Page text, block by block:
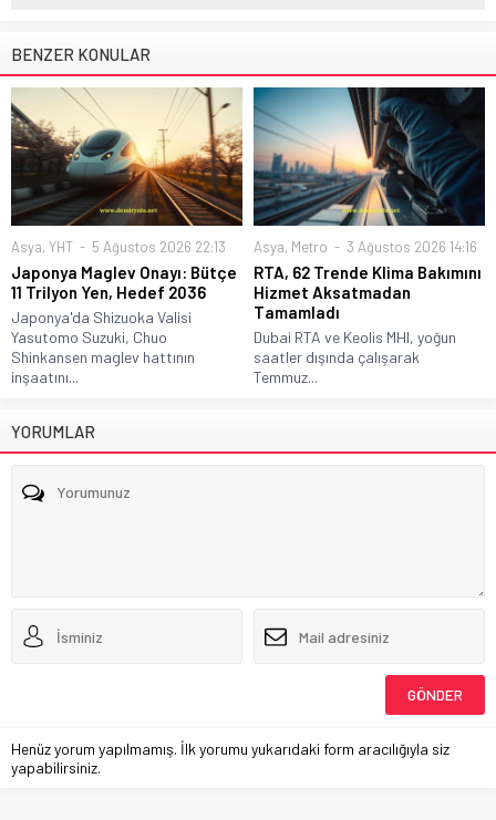
BENZER KONULAR
Asya, YHT 5 Ağustos 2026 22:13
Japonya Maglev Onayı: Bütçe
11 Trilyon Yen, Hedef 2036
Japonya'da Shizuoka Valisi
Yasutomo Suzuki, Chuo
Shinkansen maglev hattının
inşaatını...
Asya, Metro 3 Ağustos 2026 14:16
RTA, 62 Trende Klima Bakımını
Hizmet Aksatmadan
Tamamladı
Dubai RTA ve Keolis MHI, yoğun
saatler dışında çalışarak
Temmuz...
YORUMLAR
Henüz yorum yapılmamış. İlk yorumu yukarıdaki form aracılığıyla siz
yapabilirsiniz.